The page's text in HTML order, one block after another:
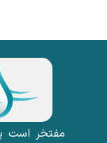
مفتخر است